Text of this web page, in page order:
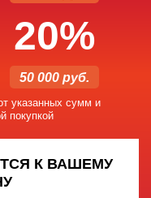
20%
50 000 руб.
указанных сумм и
покупкой
К ВАШЕМУ